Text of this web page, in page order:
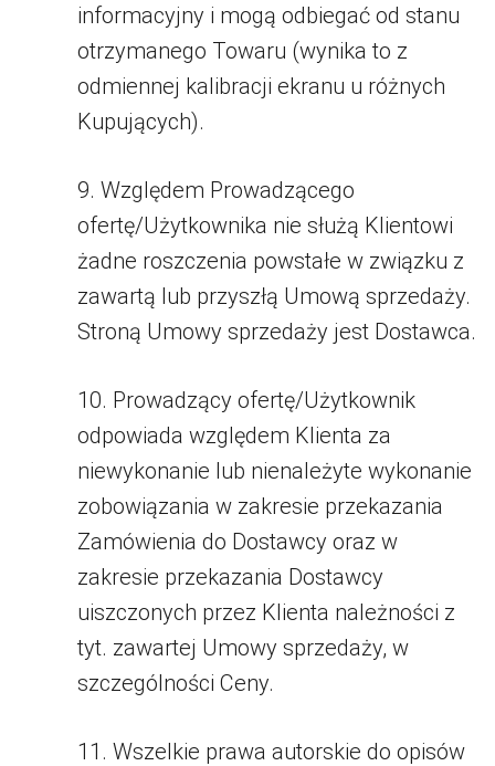
informacyjny i mogą odbiegać od stanu
otrzymanego Towaru (wynika to z
odmiennej kalibracji ekranu u różnych
Kupujących).
9. Względem Prowadzącego
ofertę/Użytkownika nie służą Klientowi
żadne roszczenia powstałe w związku z
zawartą lub przyszłą Umową sprzedaży.
Stroną Umowy sprzedaży jest Dostawca.
10. Prowadzący ofertę/Użytkownik
odpowiada względem Klienta za
niewykonanie lub nienależyte wykonanie
zobowiązania w zakresie przekazania
Zamówienia do Dostawcy oraz w
zakresie przekazania Dostawcy
uiszczonych przez Klienta należności z
tyt. zawartej Umowy sprzedaży, w
szczególności Ceny.
11. Wszelkie prawa autorskie do opisów